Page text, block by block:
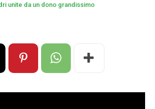
unite da un dono grandissimo